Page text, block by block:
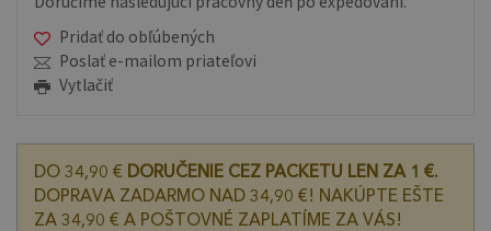
Pridať do obľúbených
Poslať e-mailom priateľovi
Vytlačiť
DO 34,90 € DORUČENIE CEZ PACKETU LEN ZA 1 €.
DOPRAVA ZADARMO NAD 34,90 €! NAKÚPTE EŠTE
ZA 34,90 € A POŠTOVNÉ ZAPLATÍME ZA VÁS!